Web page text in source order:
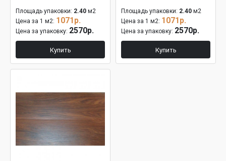
Площадь упаковки: 2.40 м2
Цена за 1 м2: 1071р.
Цена за упаковку: 2570р.
Купить
Площадь упаковки: 2.40 м2
Цена за 1 м2: 1071р.
Цена за упаковку: 2570р.
Купить